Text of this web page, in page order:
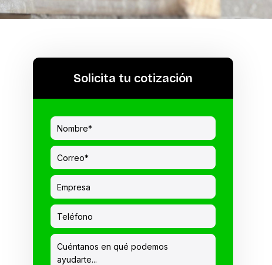
Solicita tu cotización